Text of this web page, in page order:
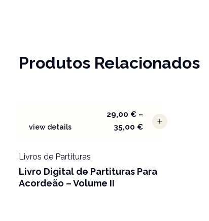
Produtos Relacionados
view details
29,00 €–
35,00 €
Livros de Partituras
Livro Digital de Partituras Para
Acordeão – Volume II